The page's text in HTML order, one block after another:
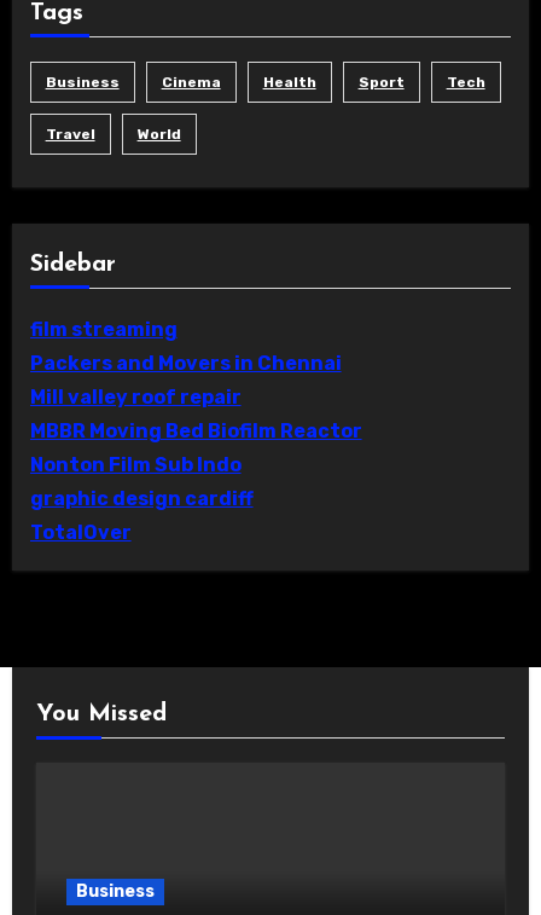
Tags
Business Cinema Health Sport Tech
Travel World
Sidebar
film streaming
Packers and Movers in Chennai
Mill valley roof repair
MBBR Moving Bed Biofilm Reactor
Nonton Film Sub Indo
graphic design cardiff
TotalOver
You Missed
Business